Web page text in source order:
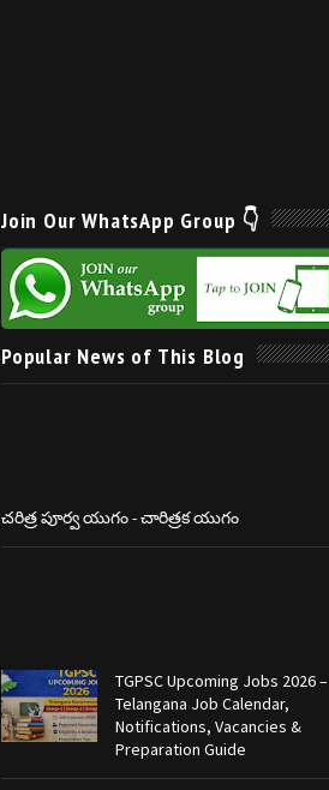
Join Our WhatsApp Group 👇
Popular News of This Blog
చరిత్ర పూర్వ యుగం - చారిత్రక యుగం
TGPSC Upcoming Jobs 2026 –
Telangana Job Calendar,
Notifications, Vacancies &
Preparation Guide